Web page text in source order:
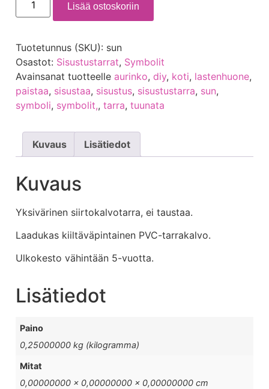
Lisää ostoskoriin
Tuotetunnus (SKU): sun
Osastot: Sisustustarrat, Symbolit
Avainsanat tuotteelle aurinko, diy, koti, lastenhuone,
paistaa, sisustaa, sisustus, sisustustarra, sun,
symboli, symbolit,, tarra, tuunata
Kuvaus Lisätiedot
Kuvaus
Yksivärinen siirtokalvotarra, ei taustaa.
Laadukas kiiltäväpintainen PVC-tarrakalvo.
Ulkokesto vähintään 5-vuotta.
Lisätiedot
Paino
0,25000000 kg (kilogramma)
Mitat
0,00000000 × 0,00000000 × 0,00000000 cm